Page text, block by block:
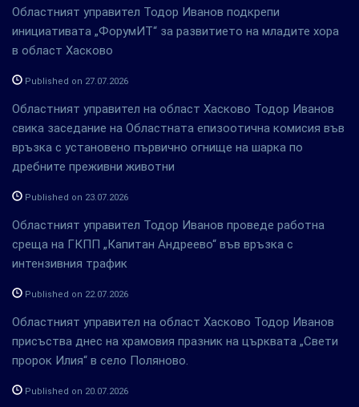
Областният управител Тодор Иванов подкрепи
инициативата „ФорумИТ“ за развитието на младите хора
в област Хасково
Published on 27.07.2026
Областният управител на област Хасково Тодор Иванов
свика заседание на Областната епизоотична комисия във
връзка с установено първично огнище на шарка по
дребните преживни животни
Published on 23.07.2026
Областният управител Тодор Иванов проведе работна
среща на ГКПП „Капитан Андреево“ във връзка с
интензивния трафик
Published on 22.07.2026
Областният управител на област Хасково Тодор Иванов
присъства днес на храмовия празник на църквата „Свети
пророк Илия“ в село Поляново.
Published on 20.07.2026